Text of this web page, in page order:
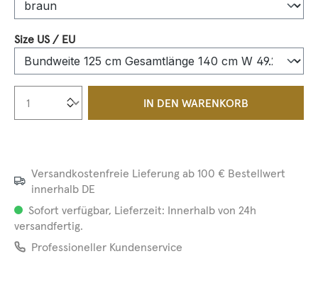
Size US / EUauswählen
Produkt Anzahl: Gib den
IN DEN WARENKORB
Versandkostenfreie Lieferung ab 100 € Bestellwert
innerhalb DE
Sofort verfügbar, Lieferzeit: Innerhalb von 24h
versandfertig.
Professioneller Kundenservice